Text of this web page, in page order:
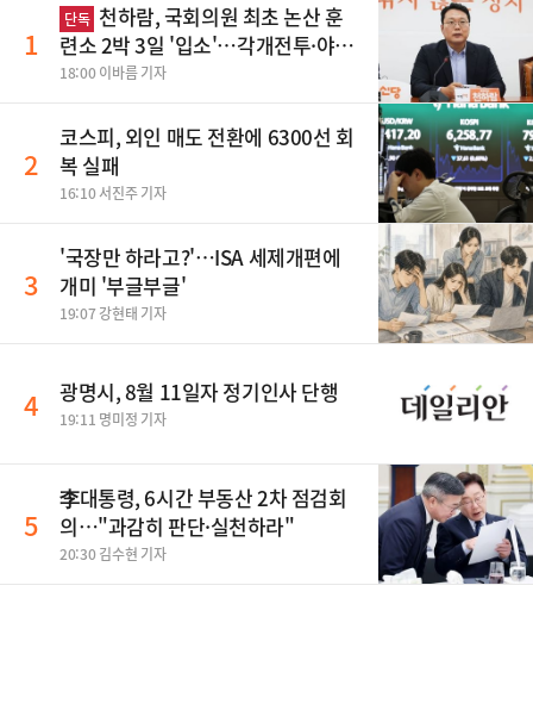
1
단독 천하람, 국회의원 최초 논산 훈
련소 2박 3일 '입소'…각개전투·야간
행군 한다
18:00 이바름 기자
2
코스피, 외인 매도 전환에 6300선 회
복 실패
16:10 서진주 기자
3
'국장만 하라고?'…ISA 세제개편에
개미 '부글부글'
19:07 강현태 기자
4 광명시, 8월 11일자 정기인사 단행
19:11 명미정 기자
5
李대통령, 6시간 부동산 2차 점검회
의…"과감히 판단·실천하라"
20:30 김수현 기자